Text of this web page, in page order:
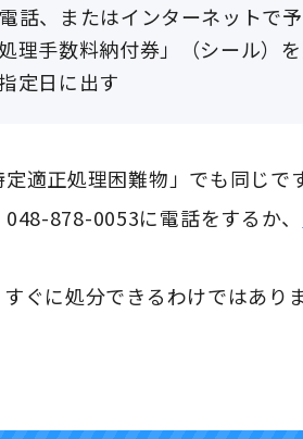
話、またはインターネットで
理手数料納付券」（シール）
定日に出す
適正処理困難物」でも同じです
878-0053に電話をするか、
ぐに処分できるわけではあ